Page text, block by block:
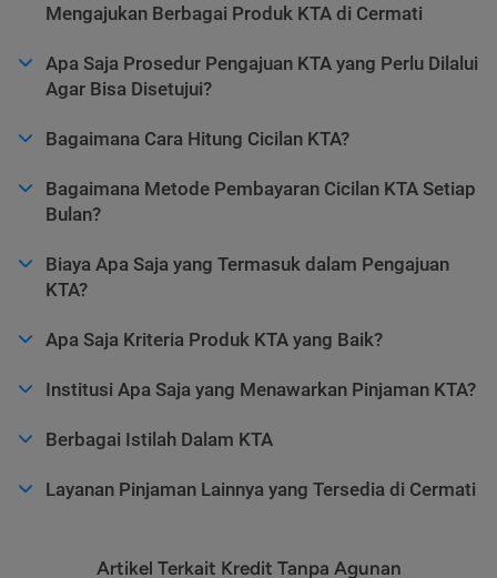
Mengajukan Berbagai Produk KTA di Cermati
Apa Saja Prosedur Pengajuan KTA yang Perlu Dilalui
Agar Bisa Disetujui?
Bagaimana Cara Hitung Cicilan KTA?
Bagaimana Metode Pembayaran Cicilan KTA Setiap
Bulan?
Biaya Apa Saja yang Termasuk dalam Pengajuan
KTA?
Apa Saja Kriteria Produk KTA yang Baik?
Institusi Apa Saja yang Menawarkan Pinjaman KTA?
Berbagai Istilah Dalam KTA
Layanan Pinjaman Lainnya yang Tersedia di Cermati
Artikel Terkait Kredit Tanpa Agunan